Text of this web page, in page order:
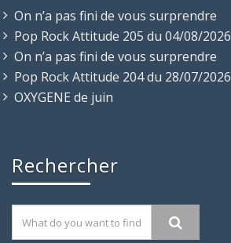
On n’a pas fini de vous surprendre
Pop Rock Attitude 205 du 04/08/2026
On n’a pas fini de vous surprendre
Pop Rock Attitude 204 du 28/07/2026
OXYGENE de juin
Rechercher